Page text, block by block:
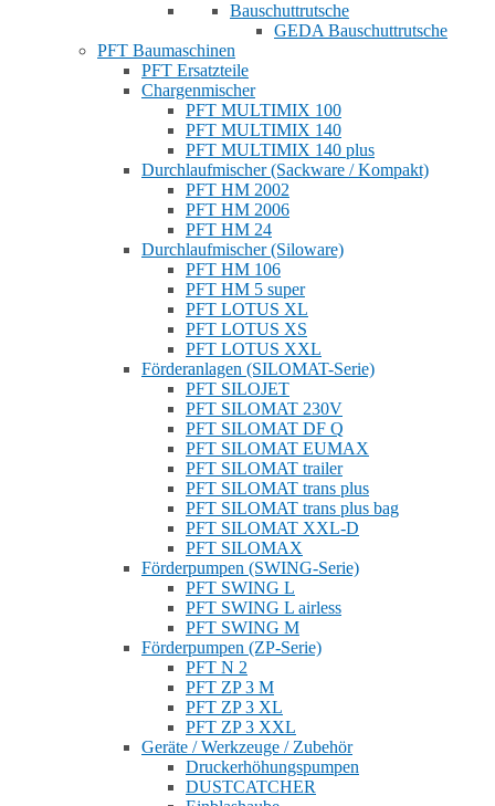
Bauschuttrutsche
GEDA Bauschuttrutsche
PFT Baumaschinen
PFT Ersatzteile
Chargenmischer
PFT MULTIMIX 100
PFT MULTIMIX 140
PFT MULTIMIX 140 plus
Durchlaufmischer (Sackware / Kompakt)
PFT HM 2002
PFT HM 2006
PFT HM 24
Durchlaufmischer (Siloware)
PFT HM 106
PFT HM 5 super
PFT LOTUS XL
PFT LOTUS XS
PFT LOTUS XXL
Förderanlagen (SILOMAT-Serie)
PFT SILOJET
PFT SILOMAT 230V
PFT SILOMAT DF Q
PFT SILOMAT EUMAX
PFT SILOMAT trailer
PFT SILOMAT trans plus
PFT SILOMAT trans plus bag
PFT SILOMAT XXL-D
PFT SILOMAX
Förderpumpen (SWING-Serie)
PFT SWING L
PFT SWING L airless
PFT SWING M
Förderpumpen (ZP-Serie)
PFT N 2
PFT ZP 3 M
PFT ZP 3 XL
PFT ZP 3 XXL
Geräte / Werkzeuge / Zubehör
Druckerhöhungspumpen
DUSTCATCHER